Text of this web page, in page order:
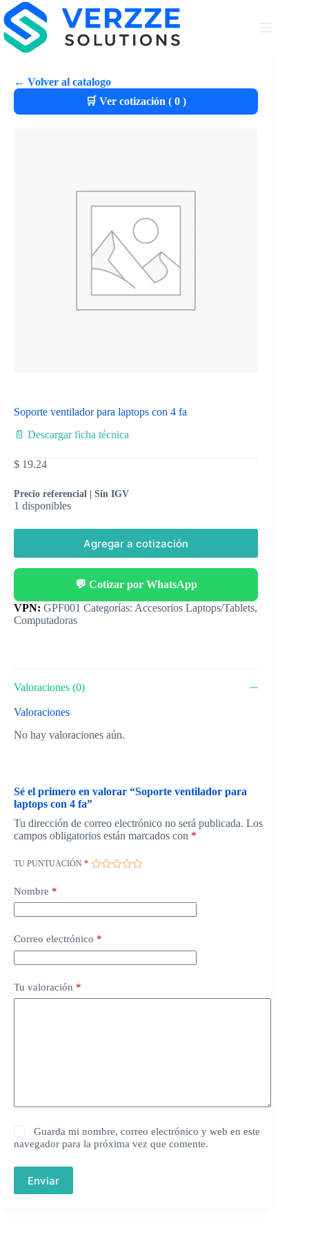
← Volver al catalogo
🛒 Ver cotización ( 0)
Soporte ventilador para laptops con 4 fa
📄 Descargar ficha técnica
$ 19.24
Precio referencial | Sin IGV
1 disponibles
Agregar a cotización
💬 Cotizar por WhatsApp
Categorías: Accesorios Laptops/Tablets,
Computadoras
Valoraciones (0)
Valoraciones
No hay valoraciones aún.
Sé el primero en valorar “Soporte ventilador para
laptops con 4 fa”
Tu dirección de correo electrónico no será publicada. Los
campos obligatorios están marcados con *
TU PUNTUACIÓN *
Nombre *
Correo electrónico *
Tu valoración *
Guarda mi nombre, correo electrónico y web en este
navegador para la próxima vez que comente.
Enviar